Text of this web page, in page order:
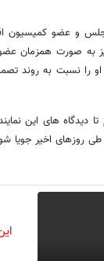
مجلس و عضو کمیسیون
به صورت همزمان
نسبت به روند
تا دیدگاه های این
روزهای اخیر جویا